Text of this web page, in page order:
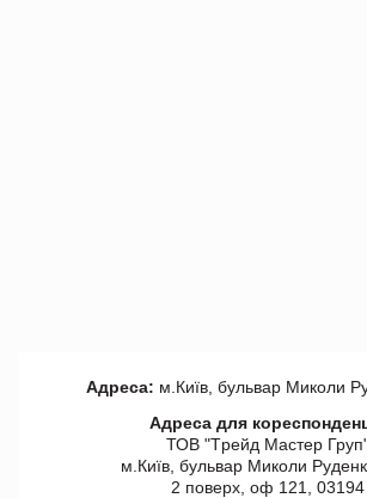
Адреса: м.Київ, бульвар Миколи
Адреса для
ТОВ "Tрейд Мастер
м.Київ, бульвар Миколи
2 поверх, оф 121, 03194